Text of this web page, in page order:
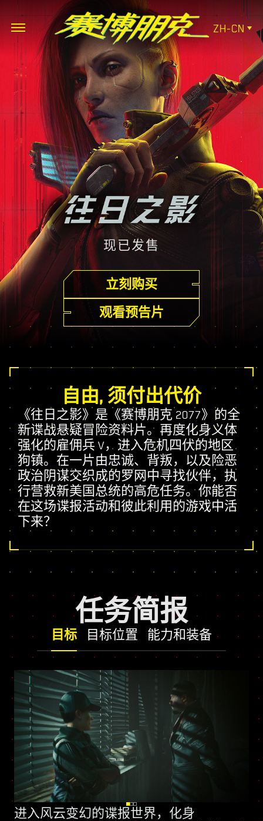
ZH-CN
现已发售
立刻购买
观看预告片
自由, 须付出代价
《往日之影》是《赛博朋克 2077》的全
新谍战悬疑冒险资料片。再度化身义体
强化的雇佣兵 V，进入危机四伏的地区
狗镇。在一片由忠诚、背叛，以及险恶
政治阴谋交织成的罗网中寻找伙伴，执
行营救新美国总统的高危任务。你能否
在这场谍报活动和彼此利用的游戏中活
下来？
任务简报
目标 目标位置 能力和装备
进入风云变幻的谍报世界，化身
全新技能树